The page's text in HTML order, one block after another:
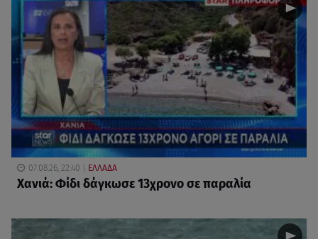
07.08.26, 22:40 ΕΛΛΑΔΑ
Χανιά: Φίδι δάγκωσε 13χρονο σε παραλία